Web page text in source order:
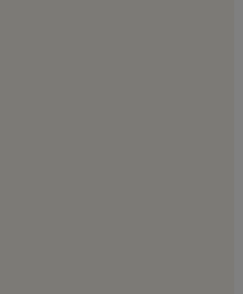
à proximité
à proximité
avec parking
de jeunesse
avec spa à proximité
proximité